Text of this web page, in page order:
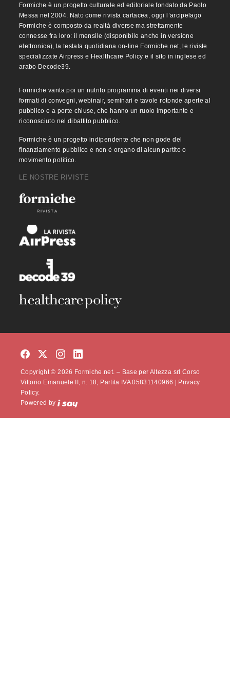
Formiche è un progetto culturale ed editoriale fondato da Paolo
Messa nel 2004. Nato come rivista cartacea, oggi l’arcipelago
Formiche è composto da realtà diverse ma strettamente
connesse fra loro: il mensile (disponibile anche in versione
elettronica), la testata quotidiana on-line Formiche.net, le riviste
specializzate Airpress e Healthcare Policy e il sito in inglese ed
arabo Decode39.
Formiche vanta poi un nutrito programma di eventi nei diversi
formati di convegni, webinair, seminari e tavole rotonde aperte al
pubblico e a porte chiuse, che hanno un ruolo importante e
riconosciuto nel dibattito pubblico.
Formiche è un progetto indipendente che non gode del
finanziamento pubblico e non è organo di alcun partito o
movimento politico.
LE NOSTRE RIVISTE
Copyright © 2026 Formiche.net. – Base per Altezza srl Corso
Vittorio Emanuele II, n. 18, Partita IVA 05831140966 |
Privacy
Policy.
Powered by